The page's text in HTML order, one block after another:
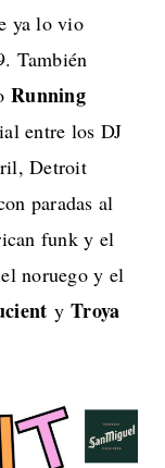
ya lo vio
También
Running
entre los DJ
Detroit
paradas al
funk y el
noruego y el
y Troya